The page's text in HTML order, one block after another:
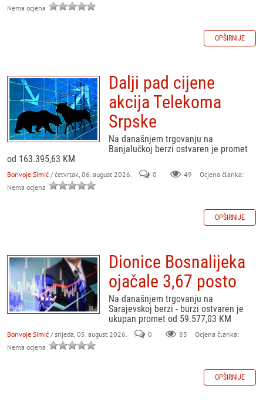
Nema ocjena
OPŠIRNIJE
Dalji pad cijene
akcija Telekoma
Srpske
Na današnjem trgovanju na
Banjalučkoj berzi ostvaren je promet
od 163.395,63 KM
Borivoje Simić / četvrtak, 06. august 2026. 0 49
Ocjena članka:
Nema ocjena
OPŠIRNIJE
Dionice Bosnalijeka
ojačale 3,67 posto
Na današnjem trgovanju na
Sarajevskoj berzi - burzi ostvaren je
ukupan promet od 59.577,03 KM
Borivoje Simić / srijeda, 05. august 2026. 0 83
Ocjena članka:
Nema ocjena
OPŠIRNIJE